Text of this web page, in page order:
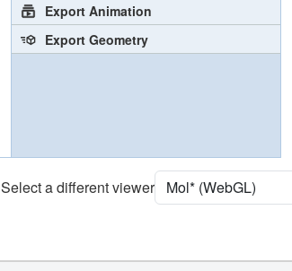
Export Animation
Export Geometry
Select a different viewer